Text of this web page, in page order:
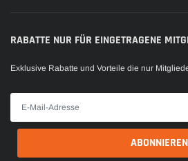
RABATTE NUR FÜR EINGETRAGENE
Exklusive Rabatte und Vorteile die nur